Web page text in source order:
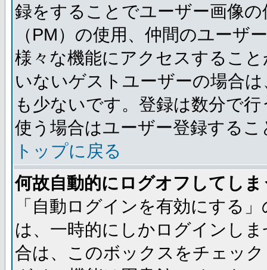
録をすることでユーザー画像
（PM）の使用、仲間のユーザ
様々な機能にアクセスするこ
いないゲストユーザーの場合
も少ないです。登録は数分で
使う場合はユーザー登録する
トップに戻る
何故自動的にログオフしてし
「自動ログインを有効にする
は、一時的にしかログインし
合は、このボックスをチェッ